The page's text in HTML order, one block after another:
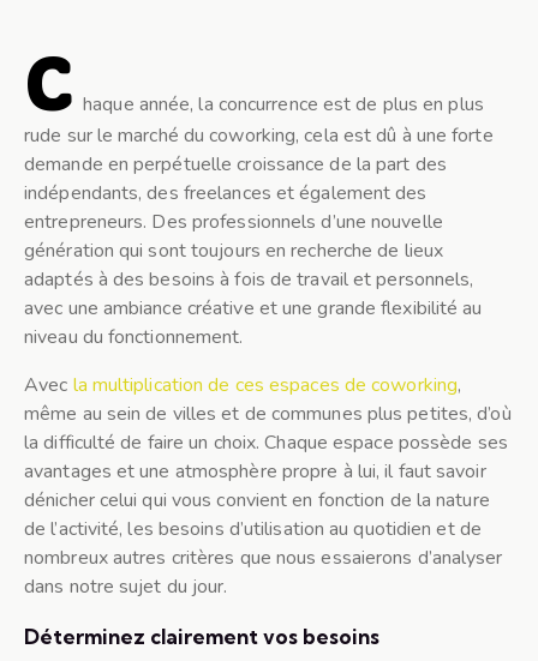
C haque année, la concurrence est de plus en plus
rude sur le marché du coworking, cela est dû à une forte
demande en perpétuelle croissance de la part des
indépendants, des freelances et également des
entrepreneurs. Des professionnels d’une nouvelle
génération qui sont toujours en recherche de lieux
adaptés à des besoins à fois de travail et personnels,
avec une ambiance créative et une grande flexibilité au
niveau du fonctionnement.
Avec la multiplication de ces espaces de coworking,
même au sein de villes et de communes plus petites, d’où
la difficulté de faire un choix. Chaque espace possède ses
avantages et une atmosphère propre à lui, il faut savoir
dénicher celui qui vous convient en fonction de la nature
de l’activité, les besoins d’utilisation au quotidien et de
nombreux autres critères que nous essaierons d’analyser
dans notre sujet du jour.
Déterminez clairement vos besoins